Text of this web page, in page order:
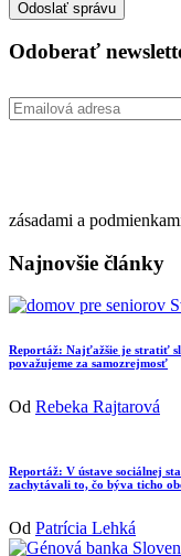
Odoberať
zásadami a
Najnovšie články
Reportáž: Najťažšie je stratiť
považujeme za samozrejmosť
Od Rebeka Rajtarová
Reportáž: V ústave sociálnej
zachytávali to, čo býva ticho
Od Patrícia Lehká